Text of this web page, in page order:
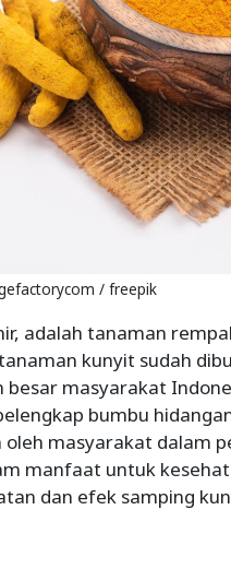
/ freepik
adalah tanaman
kunyit sudah
besar masyarakat
bumbu
oleh masyarakat dalam
manfaat untuk
dan efek samping